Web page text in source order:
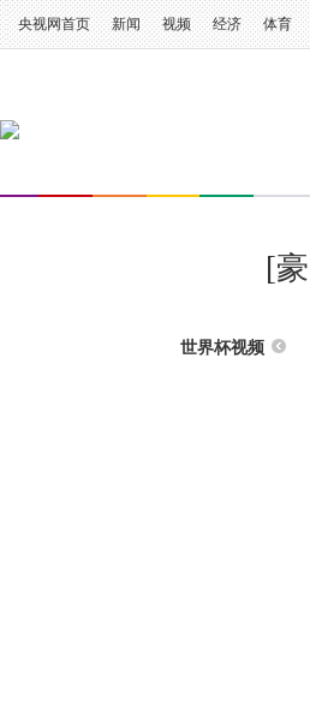
央视网首页 新闻 视频 经济 体育
[
世界杯视频